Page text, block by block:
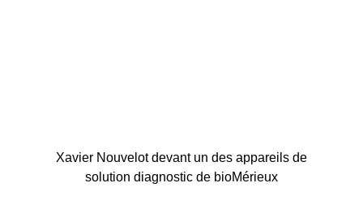
Xavier Nouvelot devant un des appareils de
solution diagnostic de bioMérieux